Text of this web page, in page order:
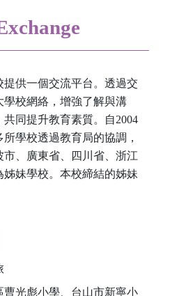
供一個交流平台。透過交
校網絡，增強了解與溝
同提升教育素質。自2004
學校透過教育局的協調，
、廣東省、四川省、浙江
妹學校。本校締結的姊妹
光彪小學、台山市新寧小